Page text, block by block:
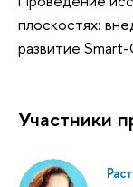
плоскостях:
развитие
Участники